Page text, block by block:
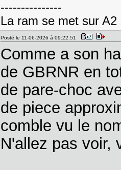
---------------
La ram se met sur
Posté le 11-06-2026 à 09:22:51
Comme a son
de GBRNR en
de pare-choc
de piece
comble vu le
N'allez pas voir,